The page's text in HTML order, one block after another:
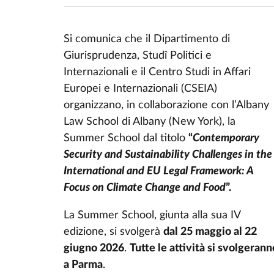
Si comunica che il Dipartimento di
Giurisprudenza, Studî Politici e
Internazionali e il Centro Studi in Affari
Europei e Internazionali (CSEIA)
organizzano, in collaborazione con l’Albany
Law School di Albany (New York), la
Summer School dal titolo“Contemporary
Security and Sustainability Challenges in the
International and EU Legal Framework: A
Focus on Climate Change and Food”.
La Summer School, giunta alla sua IV
edizione, si svolgeràdal 25 maggio al 22
giugno 2026.Tutte le attività si
a Parma.